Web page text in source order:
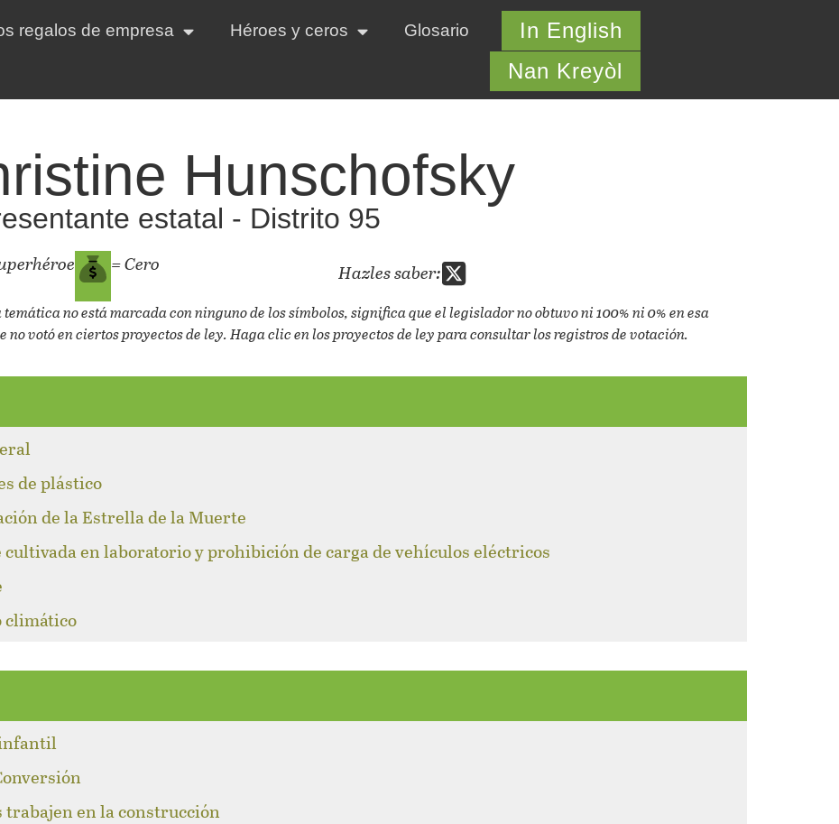
regalos de empresa Héroes y ceros Glosario
In English
Nan Kreyòl
Hunschofsky
estatal - Distrito 95
= Cero Hazles saber:
temática no está marcada con ninguno de los símbolos, significa que el legislador no obtuvo ni 100% ni 0% en esa
no votó en ciertos proyectos de ley. Haga clic en los proyectos de ley para consultar los registros de votación.
de plástico
de la Estrella de la Muerte
cultivada en laboratorio y prohibición de carga de vehículos eléctricos
climático
infantil
trabajen en la construcción